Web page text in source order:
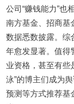
公司“赚钱能力”也
南方基金、招商基
数据悉数披露。综
年愈发显著。值得
业资格，甚至有些
泳”的博主们成为
预测等方式推荐基